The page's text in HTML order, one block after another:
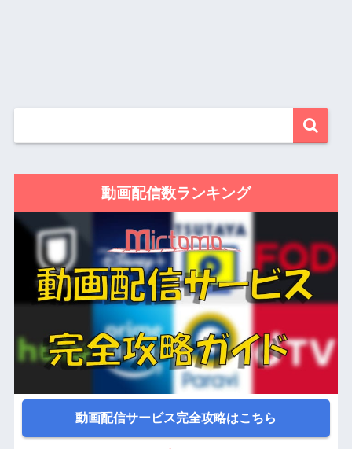
動画配信数ランキング
動画配信サービス完全攻略はこちら